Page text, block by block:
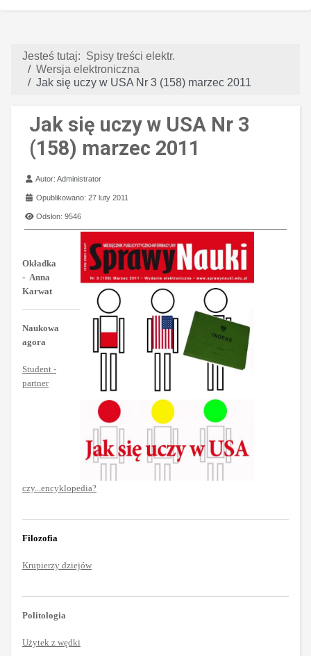
Jesteś tutaj: Spisy treści elektr.
Wersja elektroniczna
Jak się uczy w USA Nr 3 (158) marzec 2011
Jak się uczy w USA Nr 3
(158) marzec 2011
Szczegóły
Autor:Administrator
Opublikowano: 27 luty 2011
Odsłon: 9546
Okładka
- Anna
Karwat
Naukowa
agora
Student -
partner
czy...encyklopedia?
Filozofia
Krupierzy dziejów
Politologia
Użytek z wędki